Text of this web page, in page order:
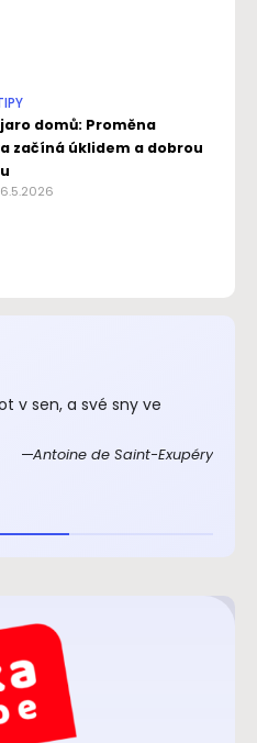
domů: Proměna
začíná úklidem a dobrou
v sen, a své sny ve
Antoine de Saint-Exupéry